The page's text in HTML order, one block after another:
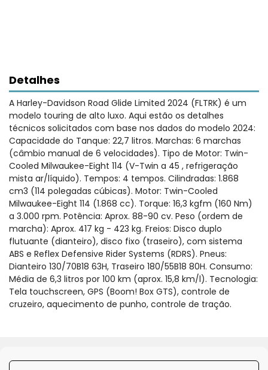
Detalhes
A Harley-Davidson Road Glide Limited 2024 (FLTRK) é um
modelo touring de alto luxo. Aqui estão os detalhes
técnicos solicitados com base nos dados do modelo 2024:
Capacidade do Tanque: 22,7 litros. Marchas: 6 marchas
(câmbio manual de 6 velocidades). Tipo de Motor: Twin-
Cooled Milwaukee-Eight 114 (V-Twin a 45 , refrigeração
mista ar/líquido). Tempos: 4 tempos. Cilindradas: 1.868
cm3 (114 polegadas cúbicas). Motor: Twin-Cooled
Milwaukee-Eight 114 (1.868 cc). Torque: 16,3 kgfm (160 Nm)
a 3.000 rpm. Potência: Aprox. 88-90 cv. Peso (ordem de
marcha): Aprox. 417 kg - 423 kg. Freios: Disco duplo
flutuante (dianteiro), disco fixo (traseiro), com sistema
ABS e Reflex Defensive Rider Systems (RDRS). Pneus:
Dianteiro 130/70B18 63H, Traseiro 180/55B18 80H. Consumo:
Média de 6,3 litros por 100 km (aprox. 15,8 km/l). Tecnologia:
Tela touchscreen, GPS (Boom! Box GTS), controle de
cruzeiro, aquecimento de punho, controle de tração.